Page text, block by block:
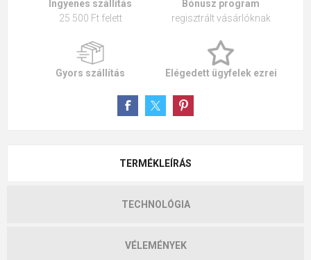
Ingyenes szállítás
25 500 Ft felett
Bónusz program
regisztrált vásárlóknak
Gyors szállítás Elégedett ügyfelek ezrei
TERMÉKLEÍRÁS
TECHNOLÓGIA
VÉLEMÉNYEK